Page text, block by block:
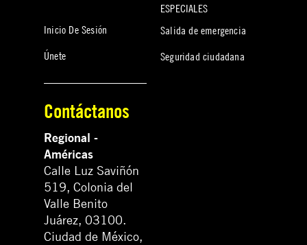
Inicio De Sesión
Únete
ESPECIALES
Salida de emergencia
Seguridad ciudadana
Contáctanos
Regional -
Américas
Calle Luz Saviñón
519, Colonia del
Valle Benito
Juárez, 03100.
Ciudad de México,